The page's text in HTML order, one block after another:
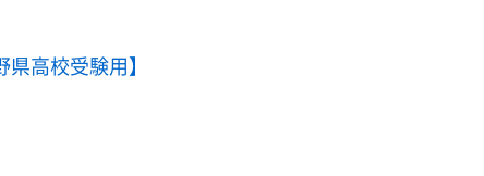
県高校受験用】